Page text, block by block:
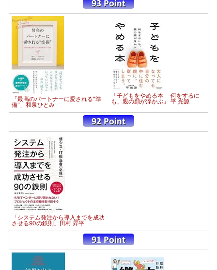
「最高のパートナーに愛される"準
備"」和泉ひとみ
「子どもをやめる本 何をするに
も、親の顔が浮かぶ」 平 光源
「システム発注から導入までを成功
させる90の鉄則」田村 昇平